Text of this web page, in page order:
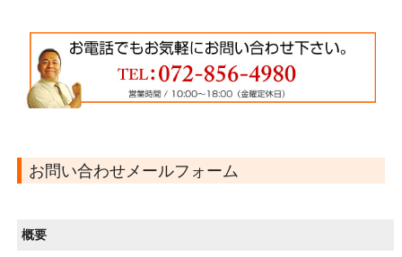
お問い合わせメールフォーム
概要